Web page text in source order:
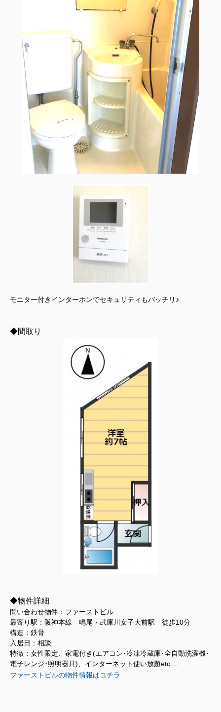
モニター付きインターホンでセキュリティもバッチリ♪
◆間取り
◆物件詳細
問い合わせ物件：ファーストビル
最寄り駅：阪神本線 鳴尾・武庫川女子大前駅 徒歩10分
構造：鉄骨
入居日：相談
特徴：女性限定、家電付き(エアコン･冷凍冷蔵庫･全自動洗濯機･
電子レンジ･照明器具)、インターネット使い放題etc....
ファーストビルの物件情報はコチラ